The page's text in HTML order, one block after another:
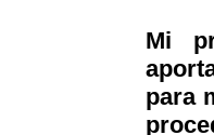
Mi
para